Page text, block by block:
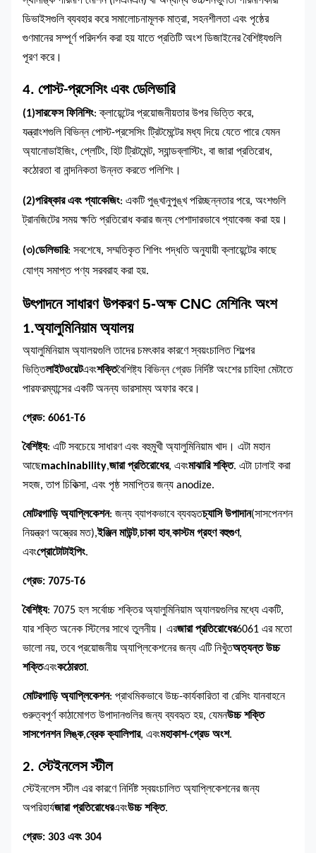
ডিভাইসগুলি ব্যবহার করে সমালোচনামূলক মাত্রা, সহনশীলতা এবং পৃষ্ঠের
গুণমানের সম্পূর্ণ পরিদর্শন করা হয় যাতে প্রতিটি অংশ ডিজাইনের বৈশিষ্ট্যগুলি
পূরণ করে।
4. পোস্ট-প্রসেসিং এবং ডেলিভারি
(1)সারফেস ফিনিশিং: ক্লায়েন্টের প্রয়োজনীয়তার উপর ভিত্তি করে,
যন্ত্রাংশগুলি বিভিন্ন পোস্ট-প্রসেসিং ট্রিটমেন্টের মধ্য দিয়ে যেতে পারে যেমন
অ্যানোডাইজিং, প্লেটিং, হিট ট্রিটমেন্ট, স্যান্ডব্লাস্টিং, বা জারা প্রতিরোধ,
কঠোরতা বা নান্দনিকতা উন্নত করতে পলিশিং।
(2)পরিষ্কার এবং প্যাকেজিং: একটি পুঙ্খানুপুঙ্খ পরিচ্ছন্নতার পরে, অংশগুলি
ট্রানজিটের সময় ক্ষতি প্রতিরোধ করার জন্য পেশাদারভাবে প্যাকেজ করা হয়।
(৩)ডেলিভারি: সবশেষে, সম্মতিকৃত শিপিং পদ্ধতি অনুযায়ী ক্লায়েন্টের কাছে
যোগ্য সমাপ্ত পণ্য সরবরাহ করা হয়.
উৎপাদনে সাধারণ উপকরণ 5-অক্ষ CNC মেশিনিং অংশ
1.অ্যালুমিনিয়াম অ্যালয়
অ্যালুমিনিয়াম অ্যালয়গুলি তাদের চমৎকার কারণে স্বয়ংচালিত শিল্পের
ভিত্তিলাইটওয়েটএবংশক্তিবৈশিষ্ট্য বিভিন্ন গ্রেড নির্দিষ্ট অংশের চাহিদা মেটাতে
পারফরম্যান্সের একটি অনন্য ভারসাম্য অফার করে।
গ্রেড: 6061-T6
বৈশিষ্ট্য: এটি সবচেয়ে সাধারণ এবং বহুমুখী অ্যালুমিনিয়াম খাদ। এটা মহান
আছেmachinability,জারা প্রতিরোধের, এবংমাঝারি শক্তি. এটা ঢালাই করা
সহজ, তাপ চিকিত্সা, এবং পৃষ্ঠ সমাপ্তির জন্য anodize.
মোটরগাড়ি অ্যাপ্লিকেশন: জন্য ব্যাপকভাবে ব্যবহৃতচ্যাসি উপাদান(সাসপেনশন
নিয়ন্ত্রণ অস্ত্রের মত),ইঞ্জিন মাউন্ট,চাকা হাব,কাস্টম গ্রহণ বহুগুণ,
এবংপ্রোটোটাইপিং.
গ্রেড: 7075-T6
বৈশিষ্ট্য: 7075 হল সর্বোচ্চ শক্তির অ্যালুমিনিয়াম অ্যালয়গুলির মধ্যে একটি,
যার শক্তি অনেক স্টিলের সাথে তুলনীয়। এরজারা প্রতিরোধের6061 এর মতো
ভালো নয়, তবে প্রয়োজনীয় অ্যাপ্লিকেশনের জন্য এটি নিখুঁতঅত্যন্ত উচ্চ
শক্তিএবংকঠোরতা.
মোটরগাড়ি অ্যাপ্লিকেশন: প্রাথমিকভাবে উচ্চ-কার্যকারিতা বা রেসিং যানবাহনে
গুরুত্বপূর্ণ কাঠামোগত উপাদানগুলির জন্য ব্যবহৃত হয়, যেমনউচ্চ শক্তি
সাসপেনশন লিঙ্ক,ব্রেক ক্যালিপার, এবংমহাকাশ-গ্রেড অংশ.
2. স্টেইনলেস স্টীল
স্টেইনলেস স্টীল এর কারণে নির্দিষ্ট স্বয়ংচালিত অ্যাপ্লিকেশনের জন্য
অপরিহার্যজারা প্রতিরোধেরএবংউচ্চ শক্তি.
গ্রেড: 303 এবং 304